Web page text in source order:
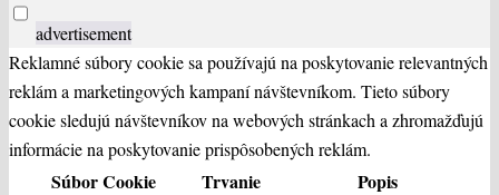
advertisement
Reklamné súbory cookie sa používajú na poskytovanie relevantných
reklám a marketingových kampaní návštevníkom. Tieto súbory
cookie sledujú návštevníkov na webových stránkach a zhromažďujú
informácie na poskytovanie prispôsobených reklám.
Súbor Cookie Trvanie Popis